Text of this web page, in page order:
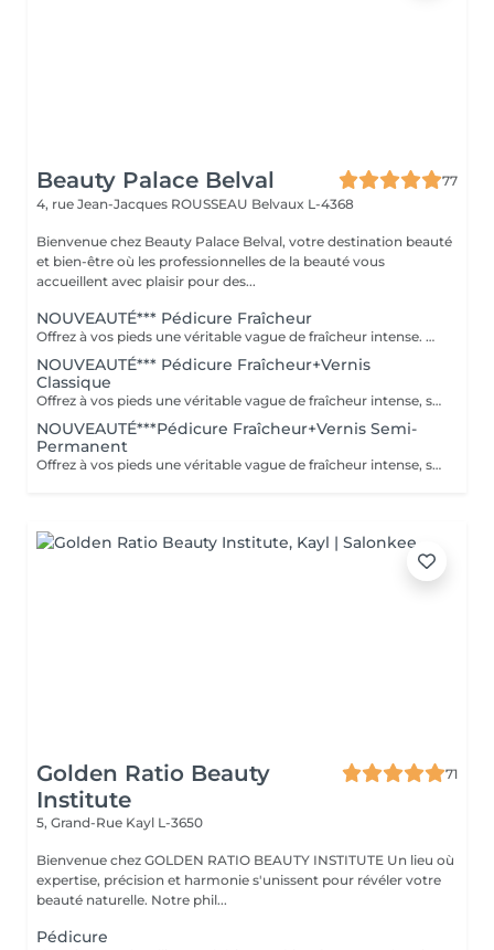
Beauty Palace Belval
77
4, rue Jean-Jacques ROUSSEAU Belvaux L-4368
Bienvenue chez Beauty Palace Belval, votre destination beauté
et bien-être où les professionnelles de la beauté vous
accueillent avec plaisir pour des...
NOUVEAUTÉ*** Pédicure Fraîcheur
Offrez à vos pieds une véritable vague de fraîcheur intense. Ce rituel associe un gommage au sel et à l'amande douce, un bain effervescent relaxant et rafraîchissant, puis un soin à l'effet glacial appliqué jusqu'aux mollets. Dès l'application, une sensation de froid intense enveloppe les pieds et les jambes pour un effet frais, léger et incroyablement revigorant. Le soin incontournable de l'été pour des pieds doux et une sensation glaciale irrésistible.
NOUVEAUTÉ*** Pédicure Fraîcheur+Vernis
Classique
Offrez à vos pieds une véritable vague de fraîcheur intense, sublimée par la pose d'un vernis classique. Ce rituel associe un gommage au sel et à l'amande douce, un bain effervescent relaxant et rafraîchissant, puis un soin à l'effet glacial appliqué jusqu'aux mollets. Une sensation de froid intense et revigorante, idéale pour les pieds fatigués ou simplement pour profiter d'un pur moment de fraîcheur pendant l'été. Des pieds doux, parfaitement soignés, élégamment vernis et une sensation glaciale irrésistible.
NOUVEAUTÉ***Pédicure Fraîcheur+Vernis Semi-
Permanent
Offrez à vos pieds une véritable vague de fraîcheur intense, sublimée par la pose d'un semi-permanent longue tenue. Ce rituel associe un gommage au sel et à l'amande douce, un bain effervescent relaxant et rafraîchissant, puis un soin à l'effet glacial appliqué jusqu'aux mollets. Une sensation de froid intense et revigorante, idéale pour les pieds fatigués ou simplement pour profiter d'un pur moment de fraîcheur pendant l'été. Des pieds doux, parfaitement soignés, une couleur brillante longue tenue et une sensation glaciale irrésistible.
Golden Ratio Beauty
Institute
71
5, Grand-Rue Kayl L-3650
Bienvenue chez GOLDEN RATIO BEAUTY INSTITUTE Un lieu où
expertise, précision et harmonie s'unissent pour révéler votre
beauté naturelle. Notre phil...
Pédicure